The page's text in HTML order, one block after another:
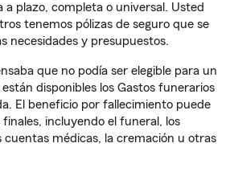
a plazo, completa o universal. Usted
tenemos pólizas de seguro que se
necesidades y presupuestos.
que no podía ser elegible para un
disponibles los Gastos funerarios
El beneficio por fallecimiento puede
incluyendo el funeral, los
cuentas médicas, la cremación u otras